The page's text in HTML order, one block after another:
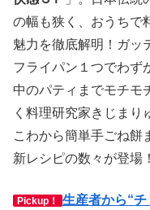
の幅も狭く、おうちで
魅力を徹底解明！ガッ
フライパン１つでわず
中のパティまでモチモ
く料理研究家きじまり
こわから簡単手ごね餅
新レシピの数々が登場
Pickup！
生産者から“